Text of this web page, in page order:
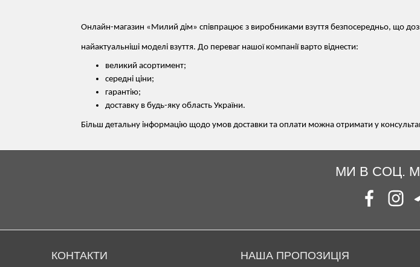
Онлайн-магазин «Милий дім» співпрацює з виробниками взуття безпосередньо, що
найактуальніші моделі взуття. До переваг нашої компанії варто віднести:
великий асортимент;
середні ціни;
гарантію;
доставку в будь-яку область України.
Більш детальну інформацію щодо умов доставки та оплати можна отримати у
МИ В СОЦ.
КОНТАКТИ НАША ПРОПОЗИЦІЯ